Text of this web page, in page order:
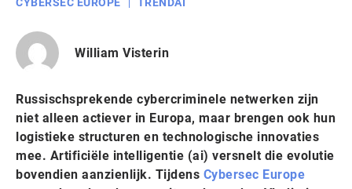
William Visterin
Russischsprekende cybercriminele netwerken zijn
niet alleen actiever in Europa, maar brengen ook hun
logistieke structuren en technologische innovaties
mee. Artificiële intelligentie (ai) versnelt die evolutie
bovendien aanzienlijk. Tijdens Cybersec Europe